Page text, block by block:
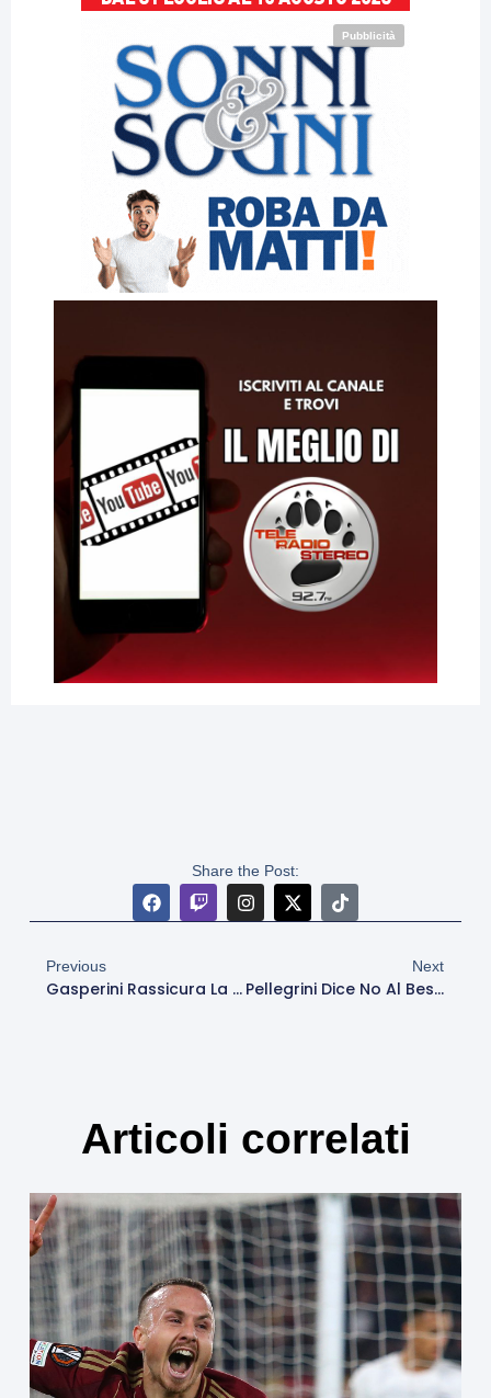
Pubblicità
Share the Post:
Previous
Gasperini Rassicura La Roma: “Rinnovi? Questione Di Giorni. Con Friedkin E D’Amico Ci Sentiamo Sempre”
Next
Pellegrini Dice No Al Besiktas: Il Rinnovo Con La Roma È Sempre Più Vicino
Articoli correlati